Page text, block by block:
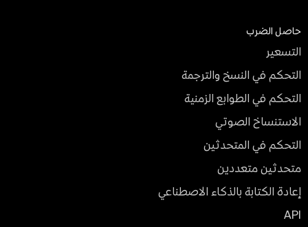
حاصل الضرب
التسعير
التحكم في النسخ والترجمة
التحكم في الطوابع الزمنية
الاستنساخ الصوتي
التحكم في المتحدثين
متحدثين متعددين
إعادة الكتابة بالذكاء الاصطناعي
API